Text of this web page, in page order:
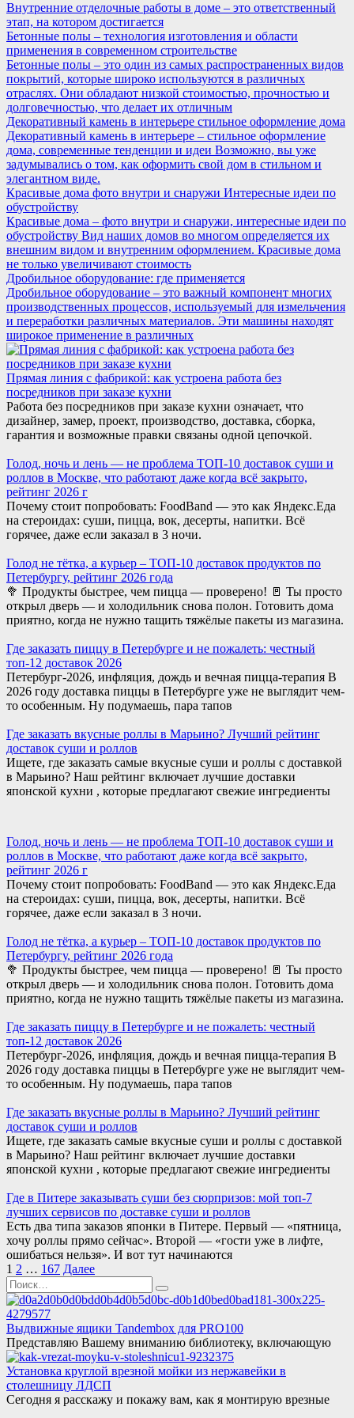
Внутренние отделочные работы в доме – это ответственный
этап, на котором достигается
Бетонные полы – технология изготовления и области
применения в современном строительстве
Бетонные полы – это один из самых распространенных видов
покрытий, которые широко используются в различных
отраслях. Они обладают низкой стоимостью, прочностью и
долговечностью, что делает их отличным
Декоративный камень в интерьере стильное оформление дома
Декоративный камень в интерьере – стильное оформление
дома, современные тенденции и идеи Возможно, вы уже
задумывались о том, как оформить свой дом в стильном и
элегантном виде.
Красивые дома фото внутри и снаружи Интересные идеи по
обустройству
Красивые дома – фото внутри и снаружи, интересные идеи по
обустройству Вид наших домов во многом определяется их
внешним видом и внутренним оформлением. Красивые дома
не только увеличивают стоимость
Дробильное оборудование: где применяется
Дробильное оборудование – это важный компонент многих
производственных процессов, используемый для измельчения
и переработки различных материалов. Эти машины находят
широкое применение в различных
Прямая линия с фабрикой: как устроена работа без
посредников при заказе кухни
Работа без посредников при заказе кухни означает, что
дизайнер, замер, проект, производство, доставка, сборка,
гарантия и возможные правки связаны одной цепочкой.
Голод, ночь и лень — не проблема ТОП-10 доставок суши и
роллов в Москве, что работают даже когда всё закрыто,
рейтинг 2026 г
Почему стоит попробовать: FoodBand — это как Яндекс.Еда
на стероидах: суши, пицца, вок, десерты, напитки. Всё
горячее, даже если заказал в 3 ночи.
Голод не тётка, а курьер – ТОП-10 доставок продуктов по
Петербургу, рейтинг 2026 года
🥦 Продукты быстрее, чем пицца — проверено! 🚪 Ты просто
открыл дверь — и холодильник снова полон. Готовить дома
приятно, когда не нужно тащить тяжёлые пакеты из магазина.
Где заказать пиццу в Петербурге и не пожалеть: честный
топ-12 доставок 2026
Петербург-2026, инфляция, дождь и вечная пицца-терапия В
2026 году доставка пиццы в Петербурге уже не выглядит чем-
то особенным. Ну подумаешь, пара тапов
Где заказать вкусные роллы в Марьино? Лучший рейтинг
доставок суши и роллов
Ищете, где заказать самые вкусные суши и роллы с доставкой
в Марьино? Наш рейтинг включает лучшие доставки
японской кухни , которые предлагают свежие ингредиенты
Голод, ночь и лень — не проблема ТОП-10 доставок суши и
роллов в Москве, что работают даже когда всё закрыто,
рейтинг 2026 г
Почему стоит попробовать: FoodBand — это как Яндекс.Еда
на стероидах: суши, пицца, вок, десерты, напитки. Всё
горячее, даже если заказал в 3 ночи.
Голод не тётка, а курьер – ТОП-10 доставок продуктов по
Петербургу, рейтинг 2026 года
🥦 Продукты быстрее, чем пицца — проверено! 🚪 Ты просто
открыл дверь — и холодильник снова полон. Готовить дома
приятно, когда не нужно тащить тяжёлые пакеты из магазина.
Где заказать пиццу в Петербурге и не пожалеть: честный
топ-12 доставок 2026
Петербург-2026, инфляция, дождь и вечная пицца-терапия В
2026 году доставка пиццы в Петербурге уже не выглядит чем-
то особенным. Ну подумаешь, пара тапов
Где заказать вкусные роллы в Марьино? Лучший рейтинг
доставок суши и роллов
Ищете, где заказать самые вкусные суши и роллы с доставкой
в Марьино? Наш рейтинг включает лучшие доставки
японской кухни , которые предлагают свежие ингредиенты
Где в Питере заказывать суши без сюрпризов: мой топ-7
лучших сервисов по доставке суши и роллов
Есть два типа заказов японки в Питере. Первый — «пятница,
хочу роллы прямо сейчас». Второй — «гости уже в лифте,
ошибаться нельзя». И вот тут начинаются
Пагинация
записей
1 2 … 167 Далее
Search
for:
Выдвижные ящики Tandembox для PRO100
Представляю Вашему вниманию библиотеку, включающую
Установка круглой врезной мойки из нержавейки в
столешницу ЛДСП
Сегодня я расскажу и покажу вам, как я монтирую врезные